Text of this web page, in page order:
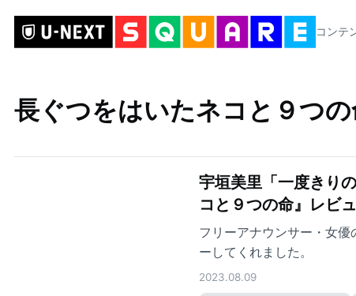
コンテ
長ぐつをはいたネコと９つ
宇垣美里「一度きり
コと９つの命』レビ
フリーアナウンサー・女
ーしてくれました。
2023.08.09